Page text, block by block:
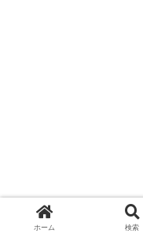
ホーム 検索